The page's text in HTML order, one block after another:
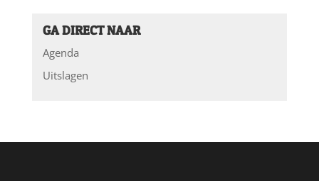
GA DIRECT NAAR
Agenda
Uitslagen